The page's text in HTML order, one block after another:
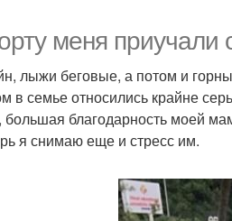
меня приучали
лыжи беговые, а потом и
в семье относились крайне
большая благодарность моей
я снимаю еще и стресс им.